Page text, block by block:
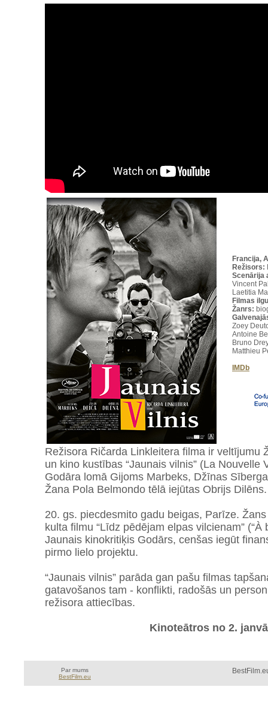
Francija,
Režisors:
Scenārija
Vincent
Laetitia
Filmas
Žanrs:
Zoey
Antoine
Bruno
Matthieu
IMDb
Režisora Ričarda Linkleitera filma ir veltījumu
un kino kustības “Jaunais vilnis” (La Nouvelle
Godāra lomā Gijoms Marbeks, Džīnas
Žana Pola Belmondo tēlā iejūtas Obrijs Dilēns.
20. gs. piecdesmito gadu beigas, Parīze.
kulta filmu “Līdz pēdējam elpas vilcienam” (“À
Jaunais kinokritiķis Godārs, cenšas iegūt
pirmo lielo projektu.
“Jaunais vilnis” parāda gan pašu filmas
gatavošanos tam - konflikti, radošās un
režisora attiecības.
Kinoteātros no 2.
Par mums
BestFilm.eu